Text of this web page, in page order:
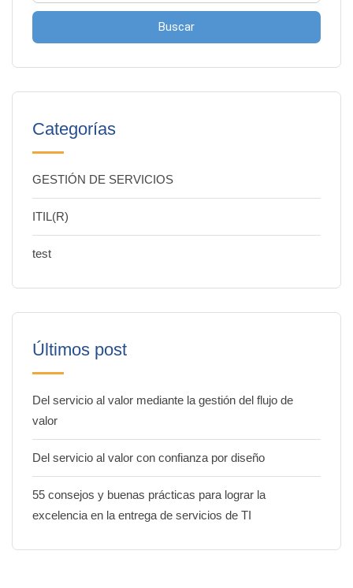
Buscar
Categorías
GESTIÓN DE SERVICIOS
ITIL(R)
test
Últimos post
Del servicio al valor mediante la gestión del flujo de
valor
Del servicio al valor con confianza por diseño
55 consejos y buenas prácticas para lograr la
excelencia en la entrega de servicios de TI